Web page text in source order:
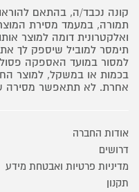
קונה נכבד/ה, בהתאם
תמורה, במעמד מסירת
ואלקטרונית דומה למוצר
תימסר למוביל שיספק לך
למסור במועד האספקה
בכמות או במשקל, למוצר
אחרת. לא תתאפשר מסירה
אודות החברה
דרושים
מדיניות פרטיות ואבטחת מידע
תקנון